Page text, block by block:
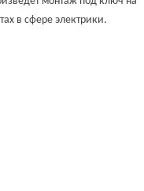
в сфере электрики.